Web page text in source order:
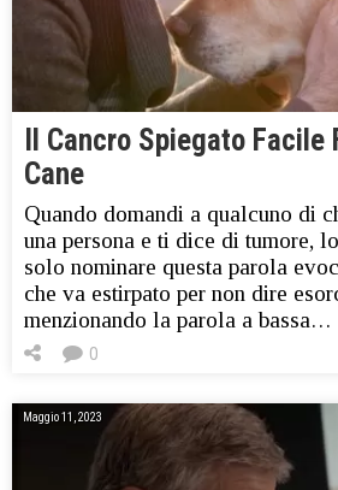
Il Cancro Spiegato
Cane
Quando domandi a qualcuno di
una persona e ti dice di tumore,
solo nominare questa parola
che va estirpato per non dire
menzionando la parola a bassa…
0
Maggio 11, 2023